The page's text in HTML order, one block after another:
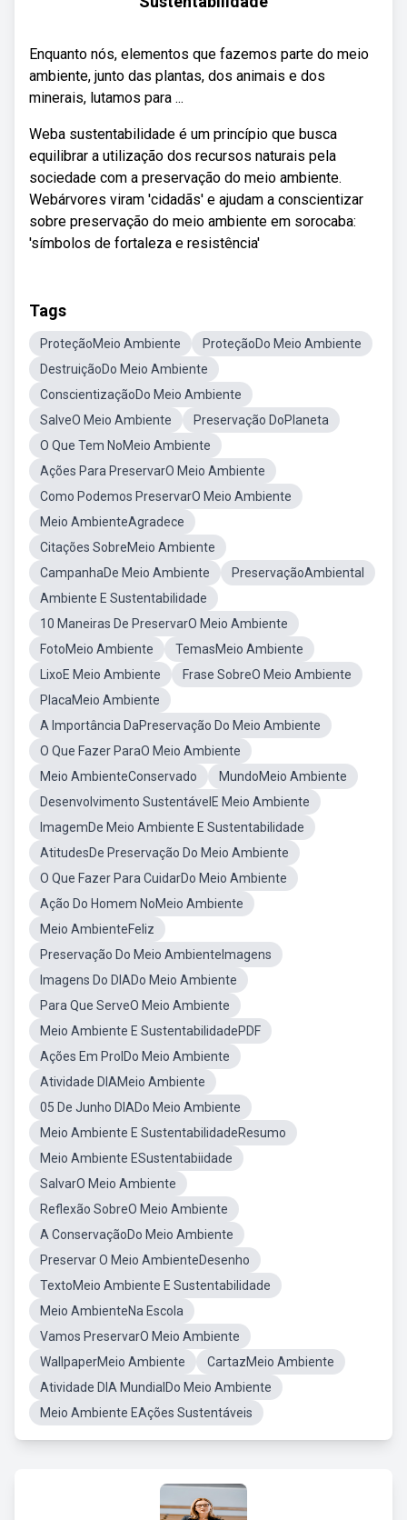
Enquanto nós, elementos que fazemos parte do meio
ambiente, junto das plantas, dos animais e dos
minerais, lutamos para ...
Weba sustentabilidade é um princípio que busca
equilibrar a utilização dos recursos naturais pela
sociedade com a preservação do meio ambiente.
Webárvores viram 'cidadãs' e ajudam a conscientizar
sobre preservação do meio ambiente em sorocaba:
'símbolos de fortaleza e resistência'
Tags
ProteçãoMeio Ambiente
ProteçãoDo Meio Ambiente
DestruiçãoDo Meio Ambiente
ConscientizaçãoDo Meio Ambiente
SalveO Meio Ambiente
Preservação DoPlaneta
O Que Tem NoMeio Ambiente
Ações Para PreservarO Meio Ambiente
Como Podemos PreservarO Meio Ambiente
Meio AmbienteAgradece
Citações SobreMeio Ambiente
CampanhaDe Meio Ambiente
PreservaçãoAmbiental
Ambiente E Sustentabilidade
10 Maneiras De PreservarO Meio Ambiente
FotoMeio Ambiente
TemasMeio Ambiente
LixoE Meio Ambiente
Frase SobreO Meio Ambiente
PlacaMeio Ambiente
A Importância DaPreservação Do Meio Ambiente
O Que Fazer ParaO Meio Ambiente
Meio AmbienteConservado
MundoMeio Ambiente
Desenvolvimento SustentávelE Meio Ambiente
ImagemDe Meio Ambiente E Sustentabilidade
AtitudesDe Preservação Do Meio Ambiente
O Que Fazer Para CuidarDo Meio Ambiente
Ação Do Homem NoMeio Ambiente
Meio AmbienteFeliz
Preservação Do Meio AmbienteImagens
Imagens Do DIADo Meio Ambiente
Para Que ServeO Meio Ambiente
Meio Ambiente E SustentabilidadePDF
Ações Em ProlDo Meio Ambiente
Atividade DIAMeio Ambiente
05 De Junho DIADo Meio Ambiente
Meio Ambiente E SustentabilidadeResumo
Meio Ambiente ESustentabiidade
SalvarO Meio Ambiente
Reflexão SobreO Meio Ambiente
A ConservaçãoDo Meio Ambiente
Preservar O Meio AmbienteDesenho
TextoMeio Ambiente E Sustentabilidade
Meio AmbienteNa Escola
Vamos PreservarO Meio Ambiente
WallpaperMeio Ambiente
CartazMeio Ambiente
Atividade DIA MundialDo Meio Ambiente
Meio Ambiente EAções Sustentáveis